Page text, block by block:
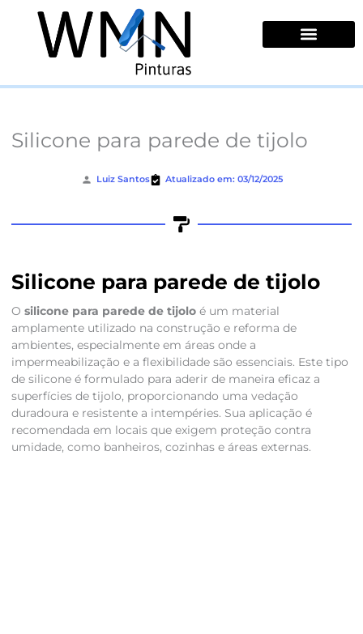
conteúdo
Silicone para parede de tijolo
Luiz Santos Atualizado em: 03/12/2025
Silicone para parede de tijolo
O silicone para parede de tijoloé um material
amplamente utilizado na construção e reforma de
ambientes, especialmente em áreas onde a
impermeabilização e a flexibilidade são essenciais. Este tipo
de silicone é formulado para aderir de maneira eficaz a
superfícies de tijolo, proporcionando uma vedação
duradoura e resistente a intempéries. Sua aplicação é
recomendada em locais que exigem proteção contra
umidade, como banheiros, cozinhas e áreas externas.